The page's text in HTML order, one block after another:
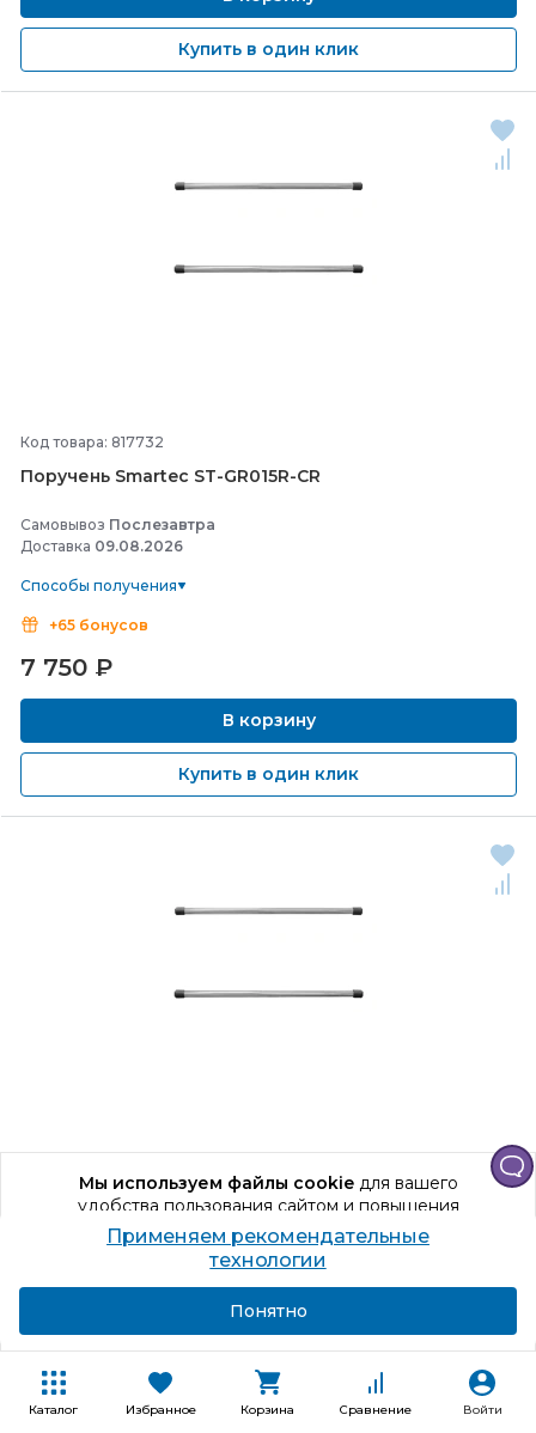
Каталог Избранное Корзина Сравнение Войти
Мы используем файлы cookieдля вашего
удобства пользования сайтом и повышения
качества рекомендаций.
Продолжая использование сайта, вы даете
согласие на обработку персональных данных
Купить в один клик
Код товара: 817732
Поручень Smartec ST-GR015R-CR
Самовывоз Послезавтра
Доставка 09.08.2026
Способы получения
+65 бонусов
7 750 ₽
В корзину
Купить в один клик
Поручень Smartec ST-GR010R-CR
СамовывозПослезавтра
+67 бонусов
7 046
Применяем рекомендательные
технологии
Понятно